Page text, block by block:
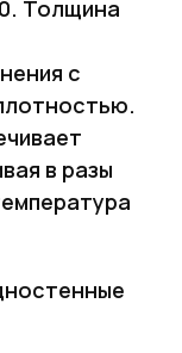
Толщина
с
в разы